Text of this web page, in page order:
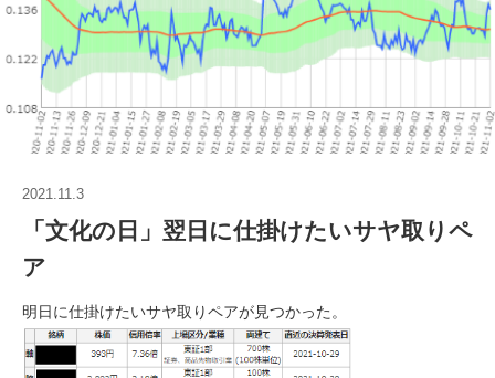
2021.11.3
「文化の日」翌日に仕掛けたいサヤ取りペ
ア
明日に仕掛けたいサヤ取りペアが見つかった。